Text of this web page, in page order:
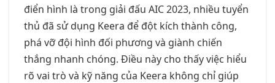
điển hình là trong giải đấu AIC 2023, nhiều tuyển
thủ đã sử dụng Keera để đột kích thành công,
phá vỡ đội hình đối phương và giành chiến
thắng nhanh chóng. Điều này cho thấy việc hiểu
rõ vai trò và kỹ năng của Keera không chỉ giúp